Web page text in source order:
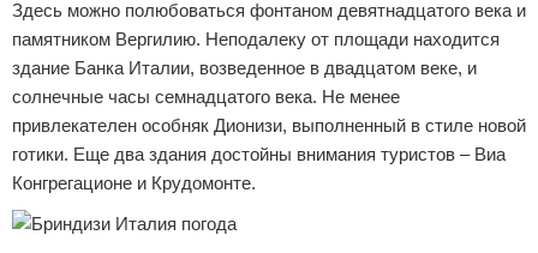
Здесь можно полюбоваться фонтаном девятнадцатого века и
памятником Вергилию. Неподалеку от площади находится
здание Банка Италии, возведенное в двадцатом веке, и
солнечные часы семнадцатого века. Не менее
привлекателен особняк Дионизи, выполненный в стиле новой
готики. Еще два здания достойны внимания туристов – Виа
Конгрегационе и Крудомонте.